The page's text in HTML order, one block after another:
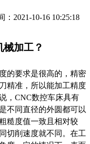
：2021-10-16 10:25:18
械加工？
的要求是很高的，精密
精准，所以能加工精度
，CNC数控车床具有
不同直径的外圆都可以
糙度值一致且相对较
切削速度就不同。在工